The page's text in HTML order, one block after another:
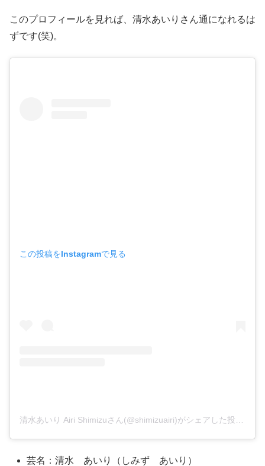
このプロフィールを見れば、清水あいりさん通になれるは
ずです(笑)。
この投稿をInstagramで見る
清水あいり Airi Shimizuさん(@shimizuairi)がシェアした投稿
芸名：清水 あいり（しみず あいり）